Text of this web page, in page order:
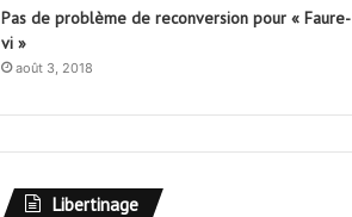
Pas de problème de reconversion pour « Faure-
vi »
août 3, 2018
Libertinage